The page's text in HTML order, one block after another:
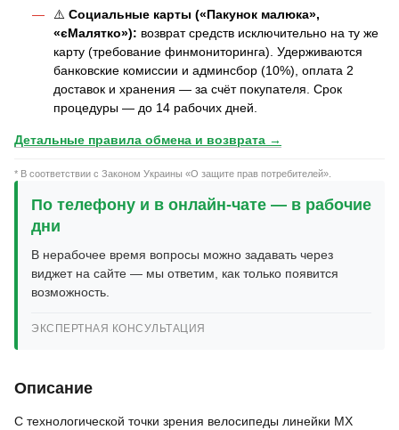
⚠️ Социальные карты («Пакунок малюка»,
«єМалятко»): возврат средств исключительно на ту же
карту (требование финмониторинга). Удерживаются
банковские комиссии и админсбор (10%), оплата 2
доставок и хранения — за счёт покупателя. Срок
процедуры — до 14 рабочих дней.
Детальные правила обмена и возврата →
* В соответствии с Законом Украины «О защите прав потребителей».
По телефону и в онлайн-чате — в рабочие
дни
В нерабочее время вопросы можно задавать через
виджет на сайте — мы ответим, как только появится
возможность.
ЭКСПЕРТНАЯ КОНСУЛЬТАЦИЯ
Описание
С технологической точки зрения велосипеды линейки MX